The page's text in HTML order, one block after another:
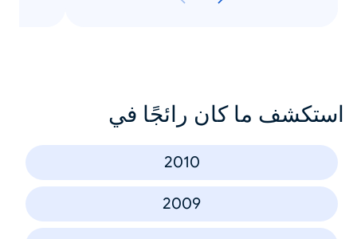
استكشف ما كان رائجًا في
2010
2009